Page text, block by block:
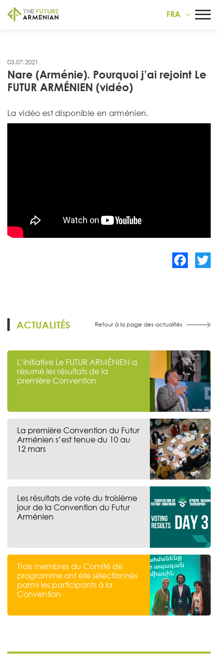
FRA
03.07.2021
Nare (Arménie). Pourquoi j’ai rejoint Le
FUTUR ARMÉNIEN (vidéo)
La vidéo est disponible en arménien.
ACTUALITÉS Retour à la page des actualités
L’initiative Le FUTUR ARMÉNIEN a
résumé les résultats de la
première Convention
La première Convention du Futur
Arménien s’est tenue du 10 au
12 mars
Les résultats de vote du troisième
jour de la Convention du Futur
Arménien
Trois membres du Comité de
programme ont été sélectionnés
parmi les participants à la
Convention